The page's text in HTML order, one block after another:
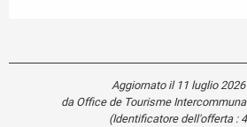
Aggiornato il 11 luglio 2026
da Office de Tourisme
(Identificatore dell'offerta :